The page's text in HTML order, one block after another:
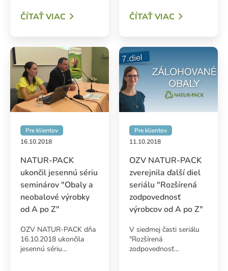
ČÍTAŤ VIAC ČÍTAŤ VIAC
Pre klientov
16.10.2018
NATUR-PACK
ukončil jesennú sériu
seminárov "Obaly a
neobalové výrobky
od A po Z"
OZV NATUR-PACK dňa
16.10.2018 ukončila
jesennú sériu…
Pre klientov
11.10.2018
OZV NATUR-PACK
zverejnila ďalší diel
seriálu "Rozšírená
zodpovednosť
výrobcov od A po Z"
V siedmej časti seriálu
"Rozšírená
zodpovednosť…